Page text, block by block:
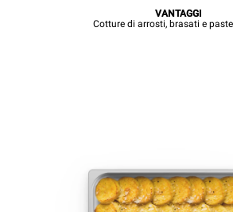
VANTAGGI
Cotture di arrosti, brasati e